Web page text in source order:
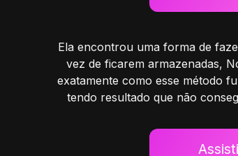
Ela encontrou uma forma de
vez de ficarem armazenadas,
exatamente como esse método
tendo resultado que não